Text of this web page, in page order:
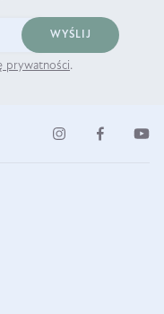
WYŚLIJ
prywatności.